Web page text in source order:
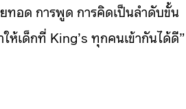
ทอด การพูด การคิดเป็นลำดับขั้น
ห้เด็กที่ King’s ทุกคนเข้ากันได้ดี”